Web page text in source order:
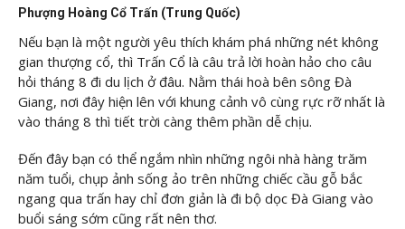
Phượng Hoàng Cổ Trấn (Trung Quốc)
Nếu bạn là một người yêu thích khám phá những nét không
gian thượng cổ, thì Trấn Cổ là câu trả lời hoàn hảo cho câu
hỏi tháng 8 đi du lịch ở đâu. Nằm thái hoà bên sông Đà
Giang, nơi đây hiện lên với khung cảnh vô cùng rực rỡ nhất là
vào tháng 8 thì tiết trời càng thêm phần dễ chịu.
Đến đây bạn có thể ngắm nhìn những ngôi nhà hàng trăm
năm tuổi, chụp ảnh sống ảo trên những chiếc cầu gỗ bắc
ngang qua trấn hay chỉ đơn giản là đi bộ dọc Đà Giang vào
buổi sáng sớm cũng rất nên thơ.